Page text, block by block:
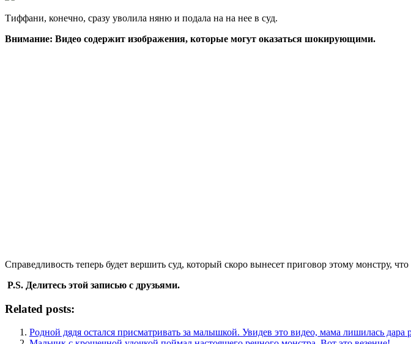
Тиффани, конечно, сразу уволила няню и подала на на нее в суд.
Внимание: Видео содержит изображения, которые могут оказаться шокирующими.
Справедливость теперь будет вершить суд, который скоро вынесет приговор этому монстру,
P.S. Делитесь этой записью с друзьями.
Related posts:
Родной дядя остался присматривать за малышкой. Увидев это видео, мама лишилась дара